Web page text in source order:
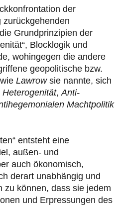
der
zurückgehenden
Grundprinzipien der
Blocklogik und
wohingegen die andere
geopolitische bzw.
Lawrowsie nannte, sich
, Anti-
Machtpolitik
entsteht eine
außen- und
auch ökonomisch,
derart unabhängig und
zu können, dass sie jedem
und Erpressungen des